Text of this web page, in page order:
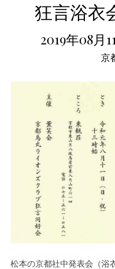
狂言浴衣
2019年08月
京
松本の京都社中発表会（浴